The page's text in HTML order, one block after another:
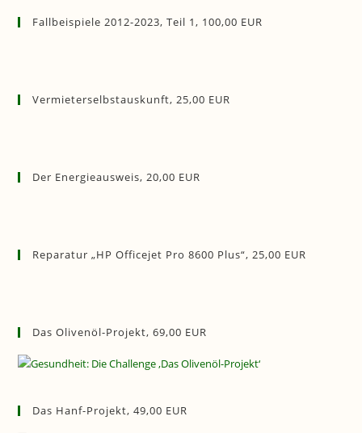
Fallbeispiele 2012-2023, Teil 1, 100,00 EUR
Vermieterselbstauskunft, 25,00 EUR
Der Energieausweis, 20,00 EUR
Reparatur „HP Officejet Pro 8600 Plus“, 25,00 EUR
Das Olivenöl-Projekt, 69,00 EUR
Das Hanf-Projekt, 49,00 EUR